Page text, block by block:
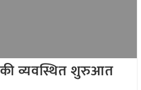
की व्यवस्थित शुरुआत